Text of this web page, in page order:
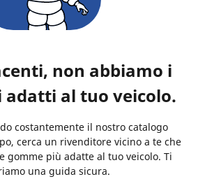
non abbiamo i
al tuo veicolo.
costantemente il nostro catalogo
cerca un rivenditore vicino a te che
gomme più adatte al tuo veicolo. Ti
una guida sicura.